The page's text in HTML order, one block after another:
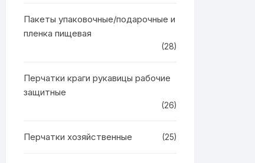
Пакеты упаковочные/подарочные и
пленка пищевая
(28)
Перчатки краги рукавицы рабочие
защитные
(26)
Перчатки хозяйственные (25)